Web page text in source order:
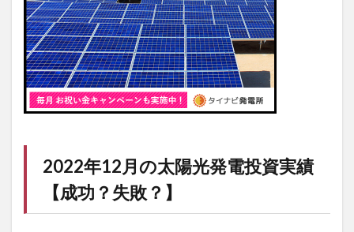
2022年12月の太陽光発電投資実績
【成功？失敗？】